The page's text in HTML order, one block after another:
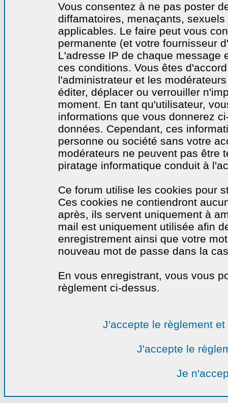
Vous consentez à ne pas poster
diffamatoires, menaçants,
applicables. Le faire peut vous
permanente (et votre fournisseur
L'adresse IP de chaque message
ces conditions. Vous êtes
l'administrateur et les
éditer, déplacer ou verrouiller
moment. En tant qu'utilisateur,
informations que vous donnerez
données. Cependant, ces
personne ou société sans votre
modérateurs ne peuvent pas être
piratage informatique conduit à
Ce forum utilise les cookies pour
Ces cookies ne contiendront
après, ils servent uniquement à
mail est uniquement utilisée afin
enregistrement ainsi que votre
nouveau mot de passe dans la
En vous enregistrant, vous vous
règlement ci-dessus.
J'accepte le règlement
J'accepte le
Je